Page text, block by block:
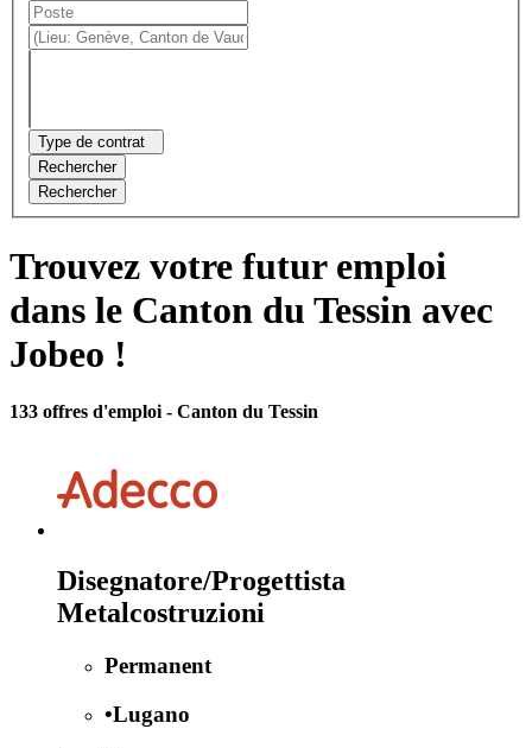
Type de contrat
Rechercher
Rechercher
Trouvez votre futur emploi
dans le Canton du Tessin avec
Jobeo !
133 offres d'emploi - Canton du Tessin
Disegnatore/Progettista
Metalcostruzioni
Permanent
•Lugano